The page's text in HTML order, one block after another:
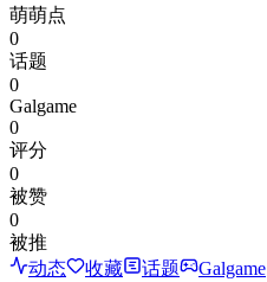
萌萌点
0
话题
0
Galgame
0
评分
0
被赞
0
被推
动态
收藏 话题 Galgame